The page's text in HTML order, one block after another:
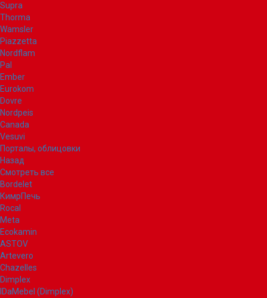
Supra
Thorma
Wamsler
Piazzetta
Nordflam
Pal
Ember
Eurokom
Dovre
Nordpeis
Canada
Vesuvi
Порталы, облицовки
Назад
Смотреть все
Bordelet
КимрПечь
Rocal
Meta
Ecokamin
ASTOV
Artevero
Chazelles
Dimplex
IDaMebel (Dimplex)